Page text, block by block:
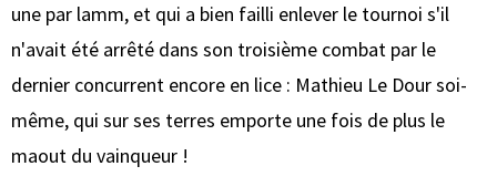
une par lamm, et qui a bien failli enlever le tournoi s'il
n'avait été arrêté dans son troisième combat par le
dernier concurrent encore en lice : Mathieu Le Dour soi-
même, qui sur ses terres emporte une fois de plus le
maout du vainqueur !